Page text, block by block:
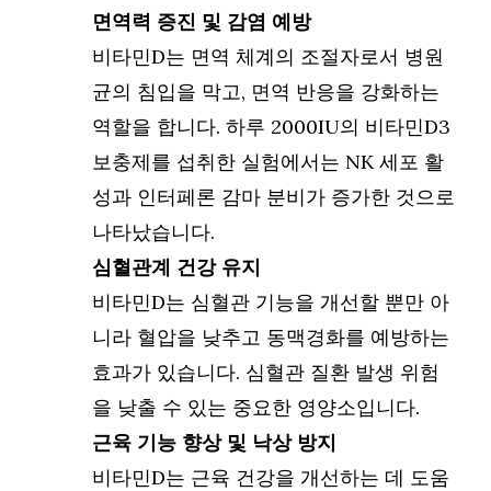
면역력 증진 및 감염 예방
비타민D는 면역 체계의 조절자로서 병원
균의 침입을 막고, 면역 반응을 강화하는
역할을 합니다. 하루 2000IU의 비타민D3
보충제를 섭취한 실험에서는 NK 세포 활
성과 인터페론 감마 분비가 증가한 것으로
나타났습니다.
심혈관계 건강 유지
비타민D는 심혈관 기능을 개선할 뿐만 아
니라 혈압을 낮추고 동맥경화를 예방하는
효과가 있습니다. 심혈관 질환 발생 위험
을 낮출 수 있는 중요한 영양소입니다.
근육 기능 향상 및 낙상 방지
비타민D는 근육 건강을 개선하는 데 도움